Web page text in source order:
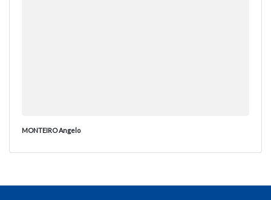
MONTEIRO Angelo